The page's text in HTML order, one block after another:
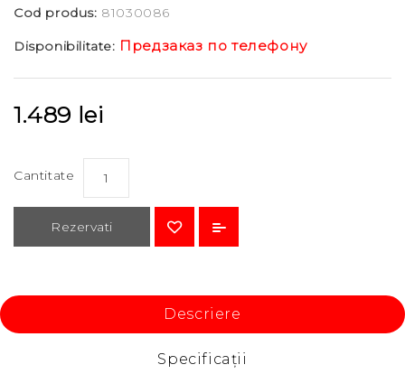
Cod produs: 81030086
Disponibilitate: Предзаказ по телефону
1.489 lei
Cantitate
Rezervati
Descriere
Specificaţii